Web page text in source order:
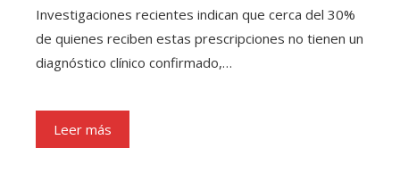
Investigaciones recientes indican que cerca del 30%
de quienes reciben estas prescripciones no tienen un
diagnóstico clínico confirmado,…
Leer más